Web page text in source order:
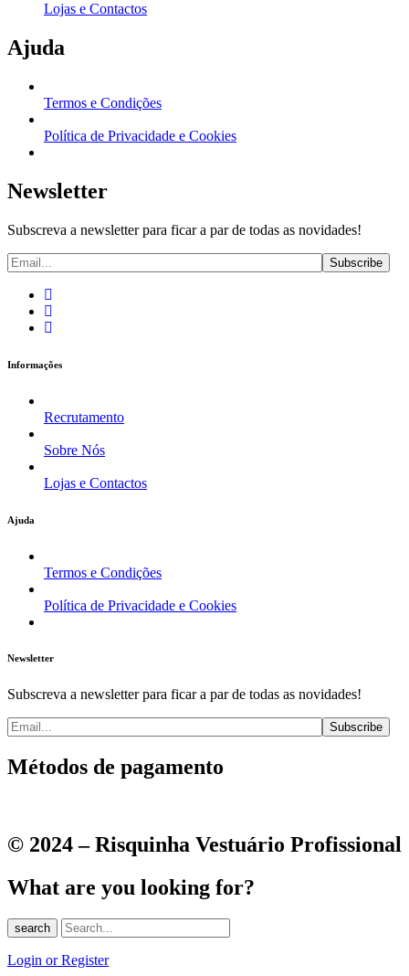
Lojas e Contactos
Ajuda
Termos e Condições
Política de Privacidade e Cookies
Newsletter
Subscreva a newsletter para ficar a par de todas as novidades!
Informações
Recrutamento
Sobre Nós
Lojas e Contactos
Ajuda
Termos e Condições
Política de Privacidade e Cookies
Newsletter
Subscreva a newsletter para ficar a par de todas as novidades!
Métodos de pagamento
© 2024 – Risquinha Vestuário Profissional
What are you looking for?
search
Login or Register